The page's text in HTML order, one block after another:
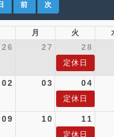
前 次
月 火
26 27 28
定休日
02 03 04
定休日
09 10 11
定休日